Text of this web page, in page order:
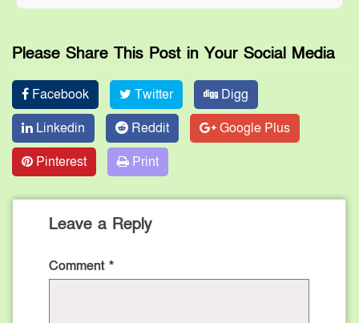
Please Share This Post in Your Social Media
Facebook Twitter
Digg
Linkedin
Reddit
Google Plus
Pinterest
Print
Leave a Reply
Comment *